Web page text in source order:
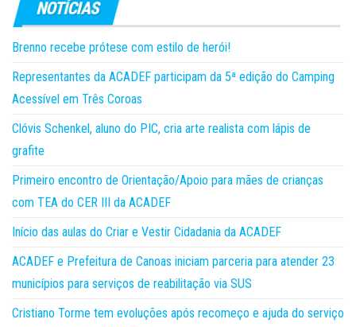
Brenno recebe prótese com estilo de herói!
Representantes da ACADEF participam da 5ª edição do Camping
Acessível em Três Coroas
Clóvis Schenkel, aluno do PIC, cria arte realista com lápis de
grafite
Primeiro encontro de Orientação/Apoio para mães de crianças
com TEA do CER III da ACADEF
Início das aulas do Criar e Vestir Cidadania da ACADEF
ACADEF e Prefeitura de Canoas iniciam parceria para atender 23
municípios para serviços de reabilitação via SUS
Cristiano Torme tem evoluções após recomeço e ajuda do serviço